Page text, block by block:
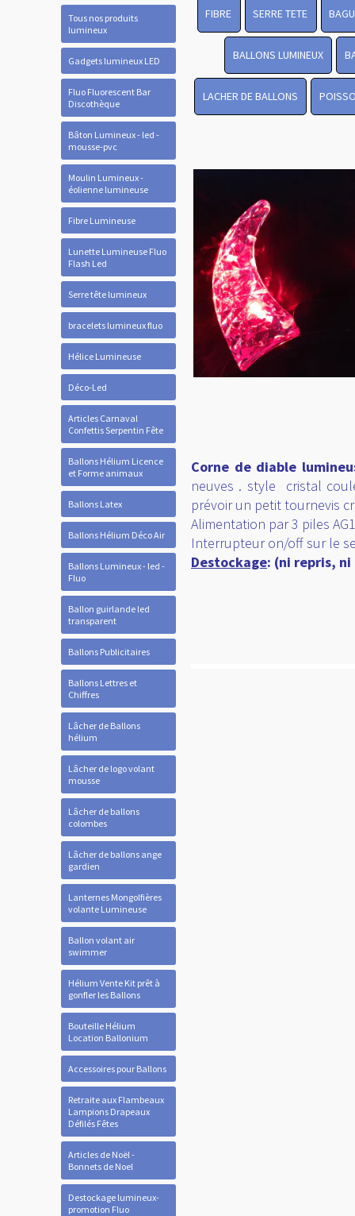
Tous nos produits
lumineux
Gadgets lumineux LED
Fluo Fluorescent Bar
Discothèque
Bâton Lumineux - led -
mousse-pvc
Moulin Lumineux -
éolienne lumineuse
Fibre Lumineuse
Lunette Lumineuse Fluo
Flash Led
Serre tête lumineux
bracelets lumineux fluo
Hélice Lumineuse
Déco-Led
Articles Carnaval
Confettis Serpentin Fête
Ballons Hélium Licence
et Forme animaux
Ballons Latex
Ballons Hélium Déco Air
Ballons Lumineux - led -
Fluo
Ballon guirlande led
transparent
Ballons Publicitaires
Ballons Lettres et
Chiffres
Lâcher de Ballons
hélium
Lâcher de logo volant
mousse
Lâcher de ballons
colombes
Lâcher de ballons ange
gardien
Lanternes Mongolfières
volante Lumineuse
Ballon volant air
swimmer
Hélium Vente Kit prêt à
gonfler les Ballons
Bouteille Hélium
Location Ballonium
Accessoires pour Ballons
Retraite aux Flambeaux
Lampions Drapeaux
Défilés Fêtes
Articles de Noël -
Bonnets de Noel
Destockage lumineux-
promotion Fluo
FIBRE SERRE TETE
BALLONS LUMINEUX
LACHER DE BALLONS
Corne de diable
neuves . style cristal
prévoir un petit tournevis
Alimentation par 3 piles
Interrupteur on/off sur le
Destockage: (ni repris,